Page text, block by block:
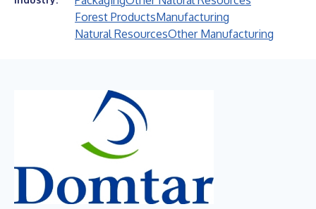
Forest ProductsManufacturing
Natural ResourcesOther Manufacturing